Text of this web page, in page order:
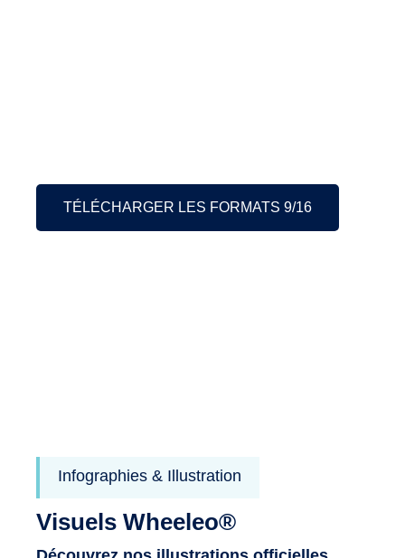
TÉLÉCHARGER LES FORMATS 9/16
Infographies & Illustration
Visuels Wheeleo®